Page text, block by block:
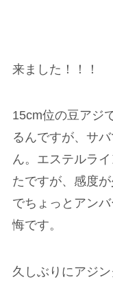
来ました！！！
15cm位の豆アジ
るんですが、サ
ん。エステルラ
たですが、感度
でちょっとアン
悔です。
久しぶりにアジ